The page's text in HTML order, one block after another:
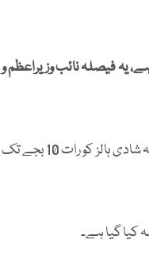
ہے، یہ فیصلہ نائب وزیراعظم و
اجلاس میں طے پایا کہ اسلام آباد میں دکانیں اور شاپنگ مالز اب رات 9 بجے تک کھلے رہ سکیں گے جبکہ شادی ہالز کو رات 10 بجے تک